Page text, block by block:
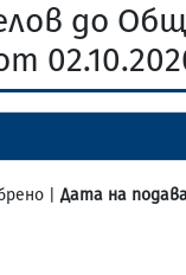
до
| Дата на